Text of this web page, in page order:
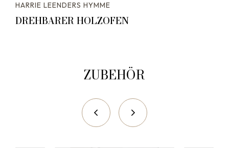
HARRIE LEENDERS HYMME
DREHBARER HOLZOFEN
ZUBEHÖR